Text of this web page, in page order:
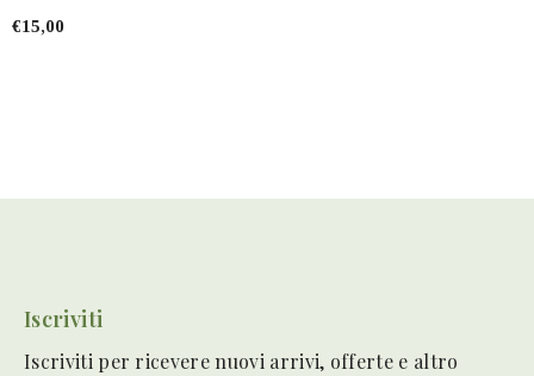
€15,00
Iscriviti
Iscriviti per ricevere nuovi arrivi, offerte e altro